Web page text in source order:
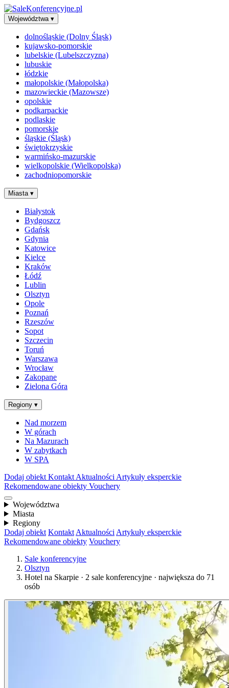
Województwa ▾
dolnośląskie (Dolny Śląsk)
kujawsko-pomorskie
lubelskie (Lubelszczyzna)
lubuskie
łódzkie
małopolskie (Małopolska)
mazowieckie (Mazowsze)
opolskie
podkarpackie
podlaskie
pomorskie
śląskie (Śląsk)
świętokrzyskie
warmińsko-mazurskie
wielkopolskie (Wielkopolska)
zachodniopomorskie
Miasta ▾
Białystok
Bydgoszcz
Gdańsk
Gdynia
Katowice
Kielce
Kraków
Łódź
Lublin
Olsztyn
Opole
Poznań
Rzeszów
Sopot
Szczecin
Toruń
Warszawa
Wrocław
Zakopane
Zielona Góra
Regiony ▾
Nad morzem
W górach
Na Mazurach
W zabytkach
W SPA
Dodaj obiekt Kontakt Aktualności Artykuły eksperckie
Rekomendowane obiekty Vouchery
Województwa
Miasta
Regiony
Dodaj obiekt Kontakt Aktualności Artykuły eksperckie
Rekomendowane obiekty Vouchery
Sale konferencyjne
Olsztyn
Hotel na Skarpie · 2 sale konferencyjne · największa do 71
osób